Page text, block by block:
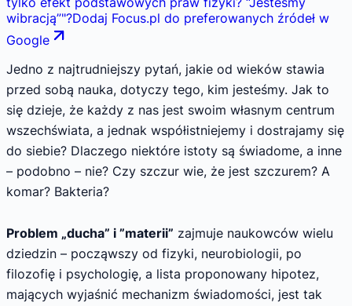
wibracją”"?Dodaj Focus.pl do preferowanych źródeł w
Google
Jedno z najtrudniejszy pytań, jakie od wieków stawia
przed sobą nauka, dotyczy tego, kim jesteśmy. Jak to
się dzieje, że każdy z nas jest swoim własnym centrum
wszechświata, a jednak współistniejemy i dostrajamy się
do siebie? Dlaczego niektóre istoty są świadome, a inne
– podobno – nie? Czy szczur wie, że jest szczurem? A
komar? Bakteria?
Problem „ducha” i ”materii” zajmuje naukowców wielu
dziedzin – począwszy od fizyki, neurobiologii, po
filozofię i psychologię, a lista proponowany hipotez,
mających wyjaśnić mechanizm świadomości, jest tak